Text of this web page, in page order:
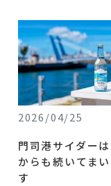
2026/04/25
門司港サイダー
からも続いてま
す